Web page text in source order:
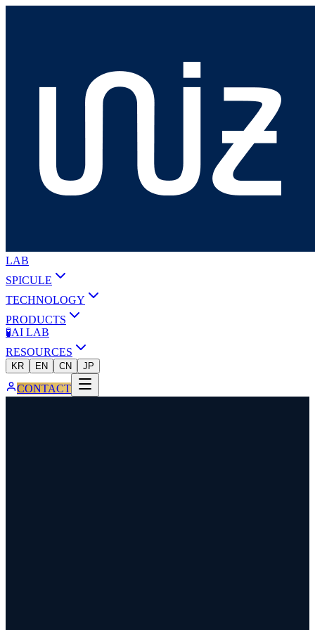
LAB
SPICULE
TECHNOLOGY
PRODUCTS
🧪AI LAB
RESOURCES
KR EN CN JP
CONTACT